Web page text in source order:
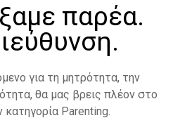
παρέα.
για τη μητρότητα, την
θα μας βρεις πλέον στο
κατηγορία Parenting.